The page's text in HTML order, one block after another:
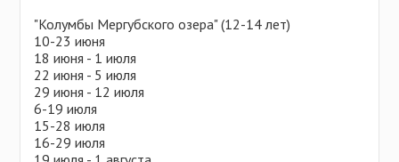
"Колумбы Мергубского озера" (12-14 лет)
10-23 июня
18 июня - 1 июля
22 июня - 5 июля
29 июня - 12 июля
6-19 июля
15-28 июля
16-29 июля